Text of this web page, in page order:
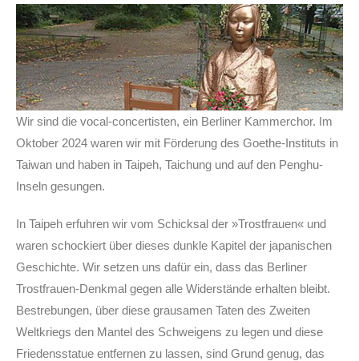
Wir sind die vocal-concertisten, ein Berliner Kammerchor. Im
Oktober 2024 waren wir mit Förderung des Goethe-Instituts in
Taiwan und haben in Taipeh, Taichung und auf den Penghu-
Inseln gesungen.
In Taipeh erfuhren wir vom Schicksal der »Trostfrauen« und
waren schockiert über dieses dunkle Kapitel der japanischen
Geschichte. Wir setzen uns dafür ein, dass das Berliner
Trostfrauen-Denkmal gegen alle Widerstände erhalten bleibt.
Bestrebungen, über diese grausamen Taten des Zweiten
Weltkriegs den Mantel des Schweigens zu legen und diese
Friedensstatue entfernen zu lassen, sind Grund genug, das